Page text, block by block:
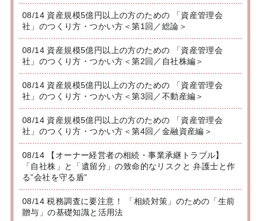
08/14 資産規模5億円以上の方のための 「資産管理会
社」のつくり方・つかい方＜第1回／総論＞
08/14 資産規模5億円以上の方のための 「資産管理会
社」のつくり方・つかい方＜第2回／自社株編＞
08/14 資産規模5億円以上の方のための 「資産管理会
社」のつくり方・つかい方＜第3回／不動産編＞
08/14 資産規模5億円以上の方のための 「資産管理会
社」のつくり方・つかい方＜第4回／金融資産編＞
08/14 【オーナー経営者の相続・事業承継トラブル】
「自社株」と「遺留分」の致命的なリスクと 弁護士と作
る”会社を守る盾”
08/14 税務調査に要注意！ 「相続対策」のための「生前
贈与」の基礎知識と活用法